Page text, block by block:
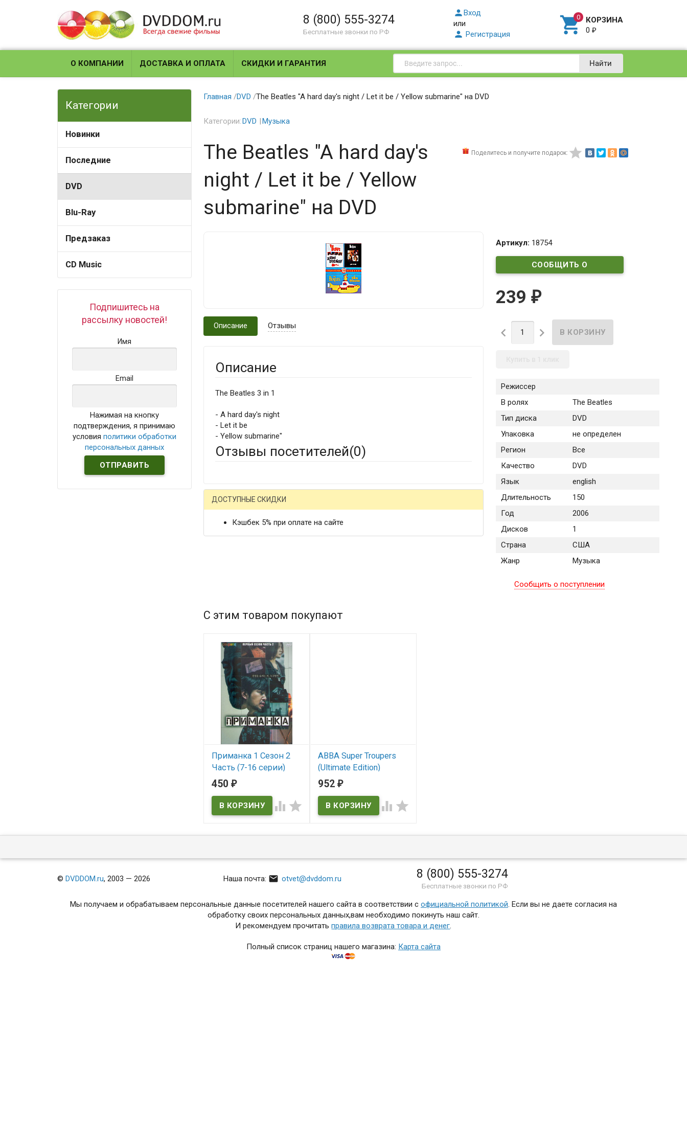
8 (800) 555-3274
Бесплатные звонки по РФ
Вход
или
 Регистрация  КОРЗИНА
0₽
О КОМПАНИИ ДОСТАВКА И ОПЛАТА СКИДКИ И ГАРАНТИЯ Найти
Категории
Новинки
Последние
DVD
Blu-Ray
Предзаказ
CD Music
Подпишитесь на
рассылку новостей!
Имя
Email
Нажимая на кнопку
подтверждения, я принимаю
условияполитики обработки
персональных данных
Главная /DVD /The Beatles "A hard day's night / Let it be / Yellow submarine" на DVD
Категории:DVD Музыка
Поделитесь и получите подарок: 
The Beatles "A hard day's
night / Let it be / Yellow
submarine" на DVD
Артикул: 18754
СООБЩИТЬ О
239 ₽
 
Режиссер
В ролях
The Beatles
Тип диска
DVD
Упаковка
не определен
Регион
Все
Качество
DVD
Язык
english
Длительность
150
Год
2006
Дисков
1
Страна
США
Жанр
Музыка
Сообщить о поступлении
Описание Отзывы
Описание
The Beatles 3 in 1
- A hard day's night
- Let it be
- Yellow submarine"
Отзывы посетителей(0)
ДОСТУПНЫЕ СКИДКИ
Кэшбек 5% при оплате на сайте
С этим товаром покупают
Приманка 1 Сезон 2
Часть (7-16 серии)
(2DVD)
В наличии
450 ₽
 
ABBA Super Troupers
(Ultimate Edition)
(3DVD)*
В наличии
952₽
 
©DVDDOM.ru, 2003 — 2026 Наша почта:  otvet@dvddom.ru 8 (800) 555-3274
Бесплатные звонки по РФ
Мы получаем и обрабатываем персональные данные посетителей нашего сайта в соответствии с официальной политикой . Если вы не даете согласия на
обработку своих персональных данных,вам необходимо покинуть наш сайт.
И рекомендуем прочитатьправила возврата товара и денег
Полный список страниц нашего магазина: Карта сайта